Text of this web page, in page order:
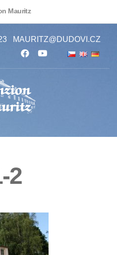
Mauritz
MAURITZ@DUDOVI.CZ
2